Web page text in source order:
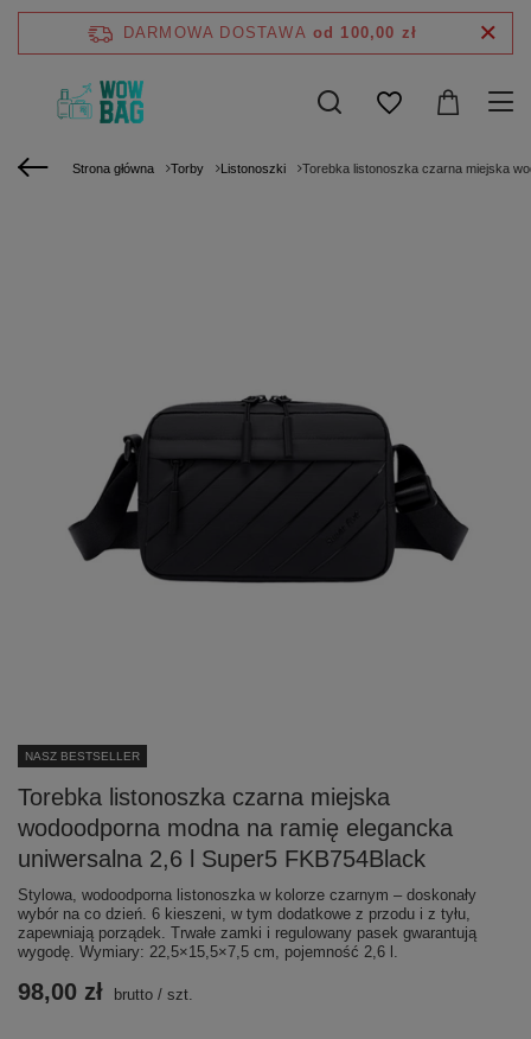
DARMOWA DOSTAWA od 100,00 zł
Strona główna Torby Listonoszki Torebka listonoszka czarna miejska
NASZ BESTSELLER
Torebka listonoszka czarna miejska
wodoodporna modna na ramię elegancka
uniwersalna 2,6 l Super5 FKB754Black
Stylowa, wodoodporna listonoszka w kolorze czarnym – doskonały
wybór na co dzień. 6 kieszeni, w tym dodatkowe z przodu i z tyłu,
zapewniają porządek. Trwałe zamki i regulowany pasek gwarantują
wygodę. Wymiary: 22,5×15,5×7,5 cm, pojemność 2,6 l.
98,00 zł brutto / szt.